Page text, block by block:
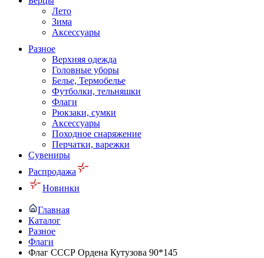
Лето
Зима
Аксессуары
Разное
Верхняя одежда
Головные уборы
Белье, Термобелье
Футболки, тельняшки
Флаги
Рюкзаки, сумки
Аксессуары
Походное снаряжение
Перчатки, варежки
Сувениры
Распродажа
Новинки
Главная
Каталог
Разное
Флаги
Флаг СССР Ордена Кутузова 90*145